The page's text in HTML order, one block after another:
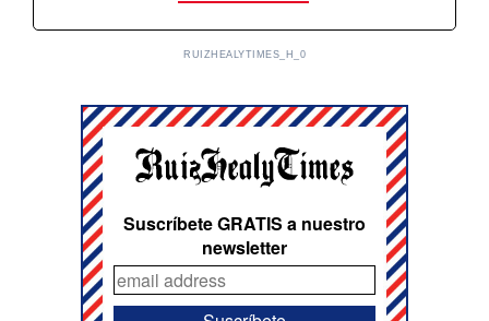
RUIZHEALYTIMES_H_0
Suscríbete GRATIS a nuestro
newsletter